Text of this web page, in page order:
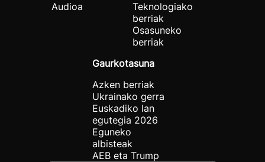
Audioa
Teknologiako
berriak
Osasuneko
berriak
Gaurkotasuna
Azken berriak
Ukrainako gerra
Euskadiko lan
egutegia 2026
Eguneko
albisteak
AEB eta Trump